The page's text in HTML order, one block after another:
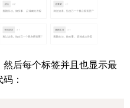
后每个标签并且也显示最
：